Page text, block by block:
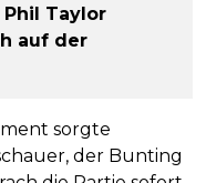
Phil Taylor
auf der
sorgte
der Bunting